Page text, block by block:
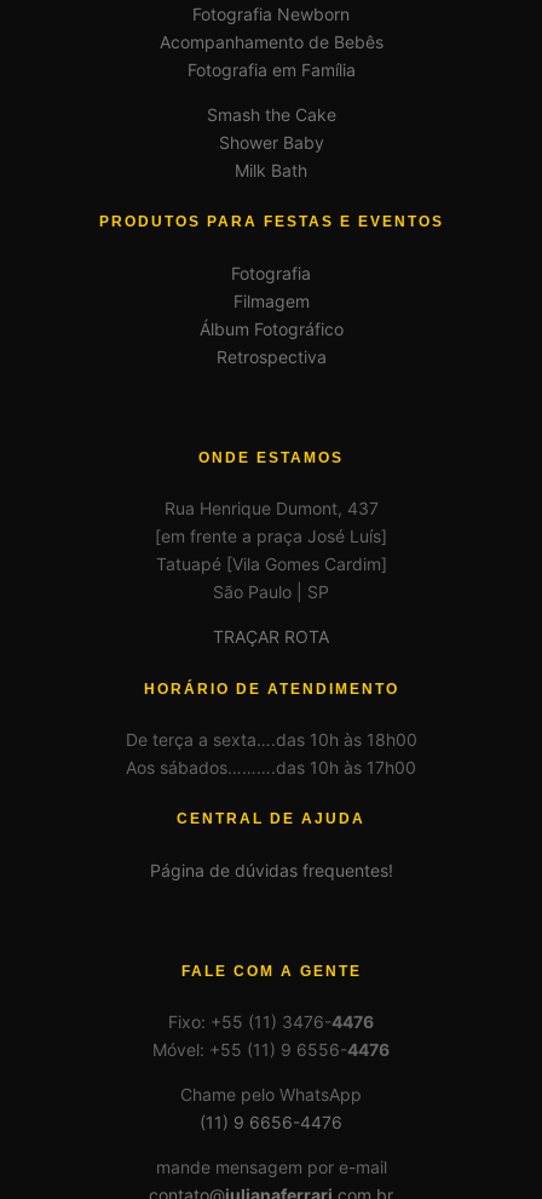
Fotografia Newborn
Acompanhamento de Bebês
Fotografia em Família
Smash the Cake
Shower Baby
Milk Bath
PRODUTOS PARA FESTAS E EVENTOS
Fotografia
Filmagem
Álbum Fotográfico
Retrospectiva
ONDE ESTAMOS
Rua Henrique Dumont, 437
[em frente a praça José Luís]
Tatuapé [Vila Gomes Cardim]
São Paulo | SP
TRAÇAR ROTA
HORÁRIO DE ATENDIMENTO
De terça a sexta….das 10h às 18h00
Aos sábados……….das 10h às 17h00
CENTRAL DE AJUDA
Página de dúvidas frequentes!
FALE COM A GENTE
Fixo: +55 (11) 3476-4476
Móvel: +55 (11) 9 6556-4476
Chame pelo WhatsApp
(11) 9 6656-4476
mande mensagem por e-mail
contato@julianaferrari .com.br